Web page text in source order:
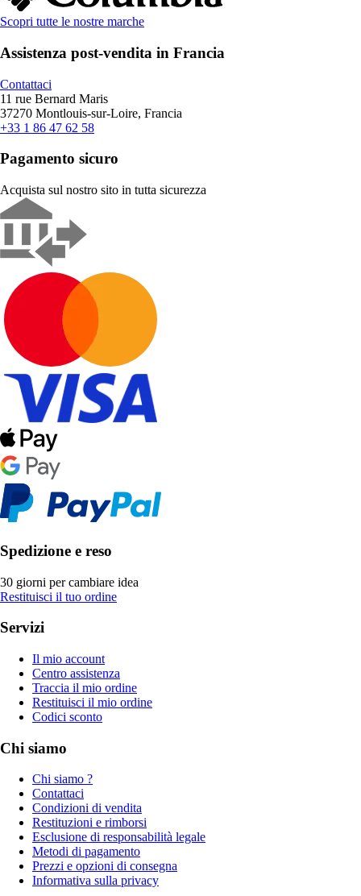
Scopri tutte le nostre marche
Assistenza post-vendita in Francia
Contattaci
11 rue Bernard Maris
37270 Montlouis-sur-Loire, Francia
+33 1 86 47 62 58
Pagamento sicuro
Acquista sul nostro sito in tutta sicurezza
Spedizione e reso
30 giorni per cambiare idea
Restituisci il tuo ordine
Servizi
Il mio account
Centro assistenza
Traccia il mio ordine
Restituisci il mio ordine
Codici sconto
Chi siamo
Chi siamo ?
Contattaci
Condizioni di vendita
Restituzioni e rimborsi
Esclusione di responsabilità legale
Metodi di pagamento
Prezzi e opzioni di consegna
Informativa sulla privacy